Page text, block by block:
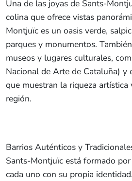
Una de las joyas de Sants-
colina que ofrece vistas
Montjuïc es un oasis verde,
parques y monumentos.
museos y lugares culturales,
Nacional de Arte de Cataluña) y
que muestran la riqueza
región.
Barrios Auténticos y
Sants-Montjuïc está formado
cada uno con su propia